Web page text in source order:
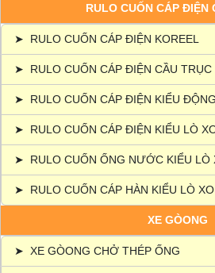
RULO CUỐN CÁP ĐIỆN
➤ RULO CUỐN CÁP ĐIỆN KOREEL
➤ RULO CUỐN CÁP ĐIỆN CẦU TRỤC
➤ RULO CUỐN CÁP ĐIỆN KIỂU
➤ RULO CUỐN CÁP ĐIỆN KIỂU LÒ
➤ RULO CUỐN ỐNG NƯỚC KIỂU LÒ
➤ RULO CUỐN CÁP HÀN KIỂU LÒ XO
XE GÒONG
➤ XE GÒONG CHỞ THÉP ỐNG